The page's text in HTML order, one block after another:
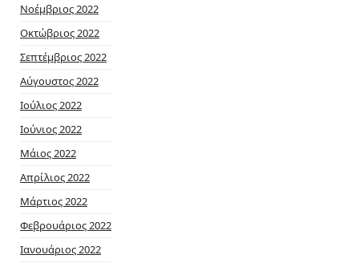
Νοέμβριος 2022
Οκτώβριος 2022
Σεπτέμβριος 2022
Αύγουστος 2022
Ιούλιος 2022
Ιούνιος 2022
Μάιος 2022
Απρίλιος 2022
Μάρτιος 2022
Φεβρουάριος 2022
Ιανουάριος 2022